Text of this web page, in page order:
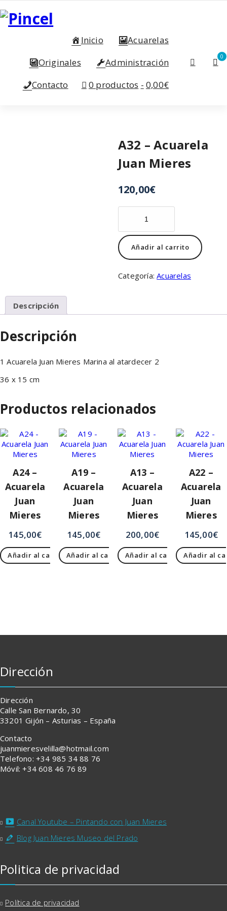
al
contenido
Inicio
Acuarelas
Originales
Administración
Contacto
0 productos 0,00€
0
A32 – Acuarela
Juan Mieres
120,00€
Acuarela
Juan
Mieres
cantidad
Añadir al carrito
Categoría:Acuarelas
Descripción
Descripción
1 Acuarela Juan Mieres Marina al atardecer 2
36 x 15 cm
Productos relacionados
A24 –
Acuarela
Juan
Mieres
145,00€
Añadir al carrito
A19 –
Acuarela
Juan
Mieres
145,00€
Añadir al carrito
A13 –
Acuarela
Juan
Mieres
200,00€
Añadir al carrito
A22 –
Acuarela
Juan
Mieres
145,00€
Añadir al
Dirección
Dirección
Calle San Bernardo, 30
33201 Gijón – Asturias – España
Contacto
juanmieresvelilla@hotmail.com
Telefono: +34 985 34 88 76
Móvil: +34 608 46 76 89
Canal Youtube – Pintando con Juan Mieres
Blog Juan Mieres Museo del Prado
Politica de privacidad
Política de privacidad